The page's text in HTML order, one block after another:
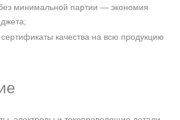
минимальной партии — экономия
качества на всю продукцию